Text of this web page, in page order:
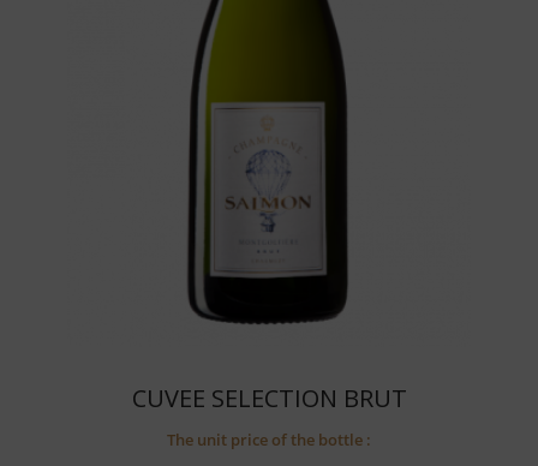
CUVEE SELECTION BRUT
The unit price of the bottle :